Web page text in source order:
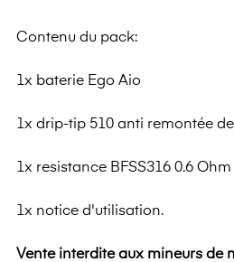
Contenu du pack:
1x baterie Ego Aio
1x drip-tip 510 anti remontée
1x resistance BFSS316 0.6 Ohm
1x notice d'utilisation.
Vente interdite aux mineurs de